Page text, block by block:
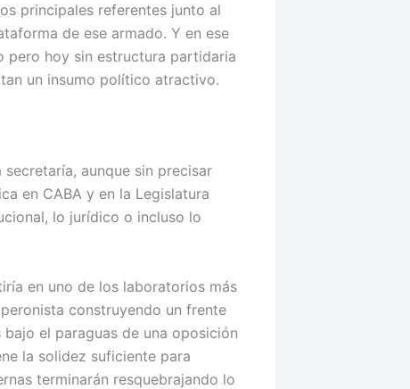
principales referentes junto al
de ese armado. Y en ese
pero hoy sin estructura partidaria
un insumo político atractivo.
aunque sin precisar
en CABA y en la Legislatura
lo jurídico o incluso lo
en uno de los laboratorios más
construyendo un frente
el paraguas de una oposición
la solidez suficiente para
terminarán resquebrajando lo